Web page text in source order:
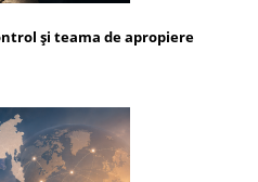
și teama de apropiere